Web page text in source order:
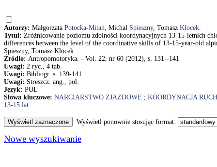
Autorzy: Małgorzata Potocka-Mitan, Michał Spieszny, Tomasz Klocek.
Tytuł: Zróżnicowanie poziomu zdolności koordynacyjnych 13-15-letnich
differences between the level of the coordinative skills of 13-15-year-old
Spieszny, Tomasz Klocek
Źródło: Antropomotoryka. - Vol. 22, nr 60 (2012), s. 131--141
Uwagi: 2 ryc., 4 tab.
Uwagi: Bibliogr. s. 139-141
Uwagi: Streszcz. ang., pol.
Język: POL
Słowa kluczowe: NARCIARSTWO ZJAZDOWE ; KOORDYNACJA
13-15 lat
Wyświetl ponownie stosując format:
Nowe wyszukiwanie